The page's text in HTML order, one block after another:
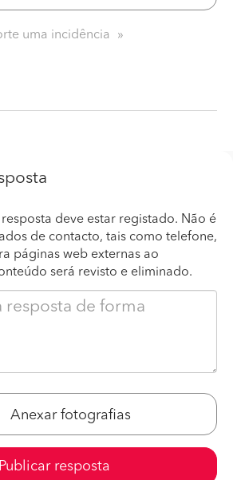
uma incidência
resposta deve estar registado. Não é
de contacto, tais como telefone,
páginas web externas ao
será revisto e eliminado.
Anexar fotografias
Publicar resposta